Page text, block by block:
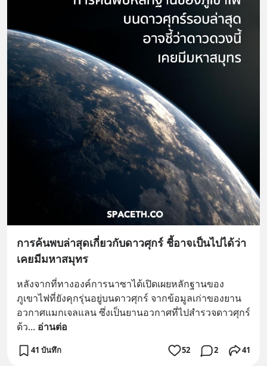
การค้นพบล่าสุดเกี่ยวกับดาวศุกร์ ชี้อาจเป็นไปได้ว่า
เคยมีมหาสมุทร
หลังจากที่ทางองค์การนาซาได้เปิดเผยหลักฐานของ
ภูเขาไฟที่ยังคุกรุ่นอยู่บนดาวศุกร์ จากข้อมูลเก่าของยาน
อวกาศแมกเจลแลน ซึ่งเป็นยานอวกาศที่ไปสำรวจดาวศุกร์
ด้ว... อ่านต่อ
41 บันทึก 52 2 41